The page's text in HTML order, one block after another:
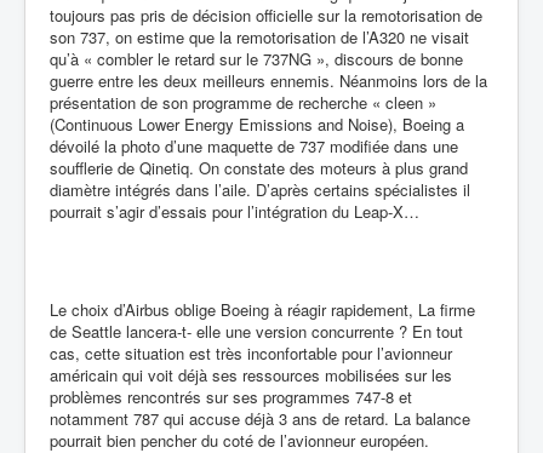
toujours pas pris de décision officielle sur la remotorisation de
son 737, on estime que la remotorisation de l’A320 ne visait
qu’à « combler le retard sur le 737NG », discours de bonne
guerre entre les deux meilleurs ennemis. Néanmoins lors de la
présentation de son programme de recherche « cleen »
(Continuous Lower Energy Emissions and Noise), Boeing a
dévoilé la photo d’une maquette de 737 modifiée dans une
soufflerie de Qinetiq. On constate des moteurs à plus grand
diamètre intégrés dans l’aile. D’après certains spécialistes il
pourrait s’agir d’essais pour l’intégration du Leap-X…
Le choix d’Airbus oblige Boeing à réagir rapidement, La firme
de Seattle lancera-t- elle une version concurrente ? En tout
cas, cette situation est très inconfortable pour l’avionneur
américain qui voit déjà ses ressources mobilisées sur les
problèmes rencontrés sur ses programmes 747-8 et
notamment 787 qui accuse déjà 3 ans de retard. La balance
pourrait bien pencher du coté de l’avionneur européen.